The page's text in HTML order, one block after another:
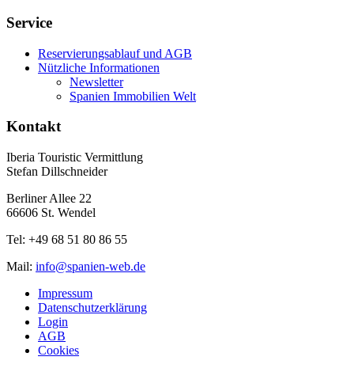
Service
Reservierungsablauf und AGB
Nützliche Informationen
Newsletter
Spanien Immobilien Welt
Kontakt
Iberia Touristic Vermittlung
Stefan Dillschneider
Berliner Allee 22
66606 St. Wendel
Tel: +49 68 51 80 86 55
Mail: info@spanien-web.de
Impressum
Datenschutzerklärung
Login
AGB
Cookies